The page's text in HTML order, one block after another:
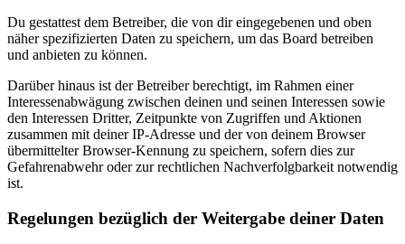
Du gestattest dem Betreiber, die von dir eingegebenen und oben
näher spezifizierten Daten zu speichern, um das Board betreiben
und anbieten zu können.
Darüber hinaus ist der Betreiber berechtigt, im Rahmen einer
Interessenabwägung zwischen deinen und seinen Interessen sowie
den Interessen Dritter, Zeitpunkte von Zugriffen und Aktionen
zusammen mit deiner IP-Adresse und der von deinem Browser
übermittelter Browser-Kennung zu speichern, sofern dies zur
Gefahrenabwehr oder zur rechtlichen Nachverfolgbarkeit notwendig
ist.
Regelungen bezüglich der Weitergabe deiner Daten